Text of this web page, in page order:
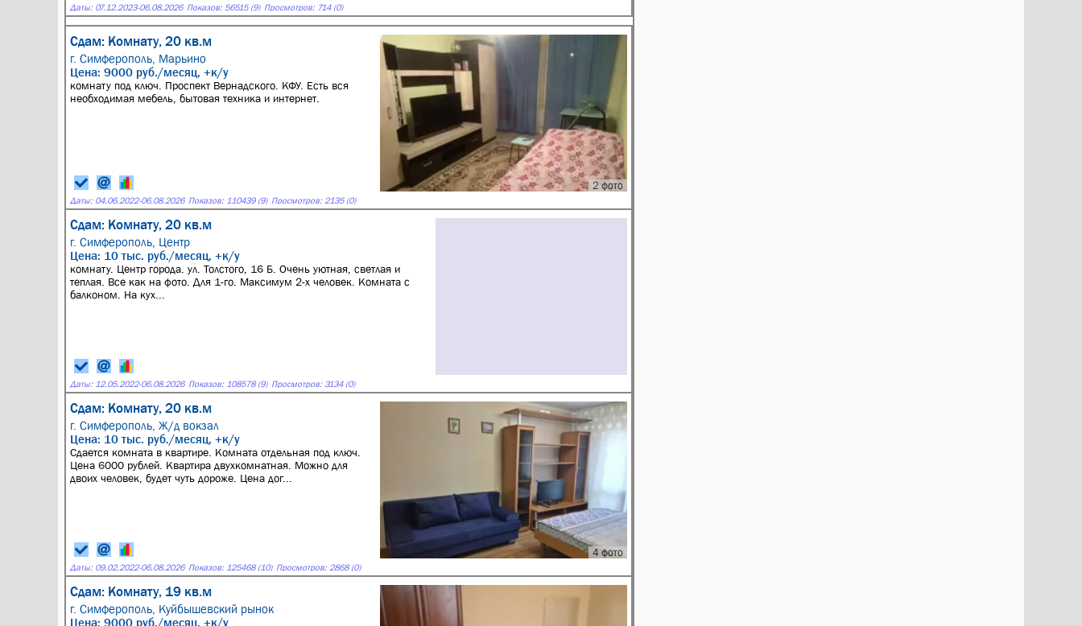
Даты: 07.12.2023-06.08.2026 Показов: 56515 (9) Просмотров: 714 (0)
Сдам: Комнату, 20 кв.м
г. Симферополь, Марьино
2 фото
Цена: 9000 руб./месяц, +к/у
комнату под ключ. Проспект Вернадского. КФУ. Есть вся
необходимая мебель, бытовая техника и интернет.
Даты: 04.06.2022-06.08.2026 Показов: 110439 (9) Просмотров: 2135 (0)
Сдам: Комнату, 20 кв.м
г. Симферополь, Центр
Цена: 10 тыс. руб./месяц, +к/у
комнату. Центр города. ул. Толстого, 16 Б. Очень уютная, светлая и
теплая. Все как на фото. Для 1-го. Максимум 2-х человек. Комната с
балконом. На кух...
Даты: 12.05.2022-06.08.2026 Показов: 108578 (9) Просмотров: 3134 (0)
Сдам: Комнату, 20 кв.м
г. Симферополь, Ж/д вокзал
4 фото
Цена: 10 тыс. руб./месяц, +к/у
Сдается комната в квартире. Комната отдельная под ключ.
Цена 6000 рублей. Квартира двухкомнатная. Можно для
двоих человек, будет чуть дороже. Цена дог...
Даты: 09.02.2022-06.08.2026 Показов: 125468 (10) Просмотров: 2868 (0)
Сдам: Комнату, 19 кв.м
г. Симферополь, Куйбышевский рынок
Цена: 9000 руб./месяц, +к/у